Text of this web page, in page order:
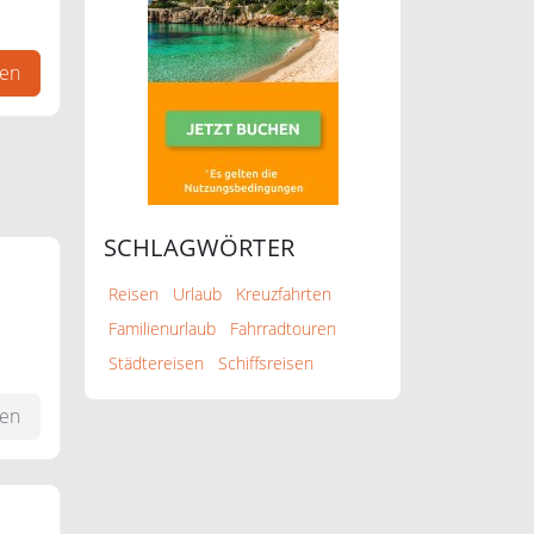
SCHLAGWÖRTER
Reisen Urlaub
Kreuzfahrten
Familienurlaub
Fahrradtouren
Städtereisen
Schiffsreisen